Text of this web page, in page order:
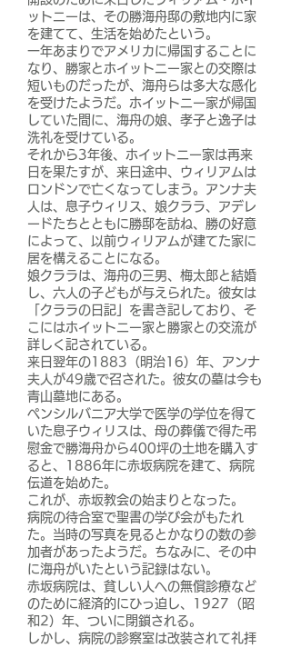
ットニーは、その勝海舟邸の敷地内に家
を建てて、生活を始めたという。
一年あまりでアメリカに帰国することに
なり、勝家とホイットニー家との交際は
短いものだったが、海舟らは多大な感化
を受けたようだ。ホイットニー家が帰国
していた間に、海舟の娘、孝子と逸子は
洗礼を受けている。
それから3年後、ホイットニー家は再来
日を果たすが、来日途中、ウィリアムは
ロンドンで亡くなってしまう。アンナ夫
人は、息子ウィリス、娘クララ、アデレ
ードたちとともに勝邸を訪ね、勝の好意
によって、以前ウィリアムが建てた家に
居を構えることになる。
娘クララは、海舟の三男、梅太郎と結婚
し、六人の子どもが与えられた。彼女は
「クララの日記」を書き記しており、そ
こにはホイットニー家と勝家との交流が
詳しく記されている。
来日翌年の1883（明治16）年、アンナ
夫人が49歳で召された。彼女の墓は今も
青山墓地にある。
ペンシルバニア大学で医学の学位を得て
いた息子ウィリスは、母の葬儀で得た弔
慰金で勝海舟から400坪の土地を購入す
ると、1886年に赤坂病院を建て、病院
伝道を始めた。
これが、赤坂教会の始まりとなった。
病院の待合室で聖書の学び会がもたれ
た。当時の写真を見るとかなりの数の参
加者があったようだ。ちなみに、その中
に海舟がいたという記録はない。
赤坂病院は、貧しい人への無償診療など
のために経済的にひっ迫し、1927（昭
和2）年、ついに閉鎖される。
しかし、病院の診察室は改装されて礼拝